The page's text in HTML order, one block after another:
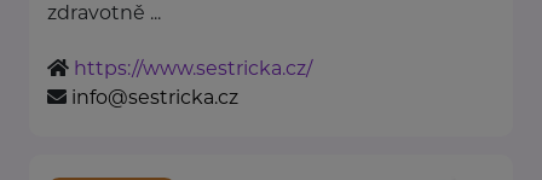
zdravotně ...
https://www.sestricka.cz/
info@sestricka.cz